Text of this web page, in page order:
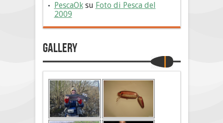
PescaOksu Foto di Pesca del
2009
Gallery